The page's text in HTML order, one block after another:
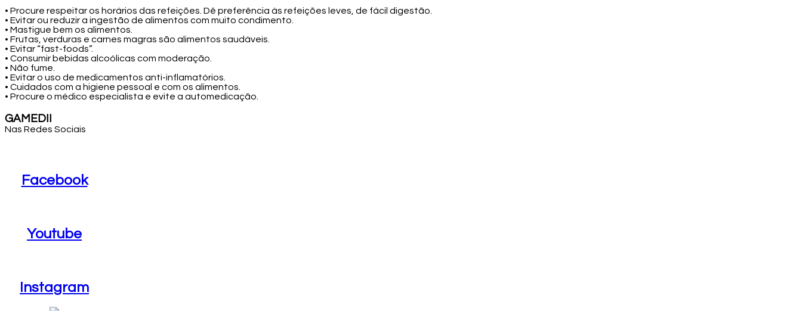
• Procure respeitar os horários das refeições. Dê preferência às refeições leves, de fácil digestão.
• Evitar ou reduzir a ingestão de alimentos com muito condimento.
• Mastigue bem os alimentos.
• Frutas, verduras e carnes magras são alimentos saudáveis.
• Evitar “fast-foods”.
• Consumir bebidas alcoólicas com moderação.
• Não fume.
• Evitar o uso de medicamentos anti-inflamatórios.
• Cuidados com a higiene pessoal e com os alimentos.
• Procure o médico especialista e evite a automedicação.
GAMEDII
Nas Redes Sociais
Facebook
Youtube
Instagram